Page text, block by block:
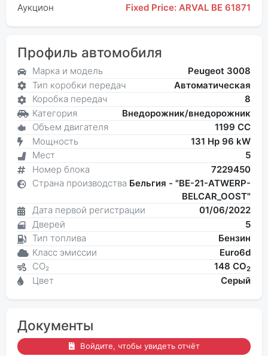
Аукцион Fixed Price: ARVAL BE 61871
Профиль автомобиля
Марка и модель
Peugeot 3008
Тип коробки передач
Автоматическая
Коробка передач
8
Категория
Внедорожник/внедорожник
Объем двигателя
1199 CC
Мощность
131 Hp 96 kW
Мест
5
Номер блока
7229450
Страна производства Бельгия - "BE-21-ATWERP-
BELCAR_OOST"
Дата первой регистрации
01/06/2022
Дверей
5
Тип топлива
Бензин
Класс эмиссии
Euro6d
CO₂
148 CO2
Цвет Серый
Документы
Войдите, чтобы увидеть отчёт